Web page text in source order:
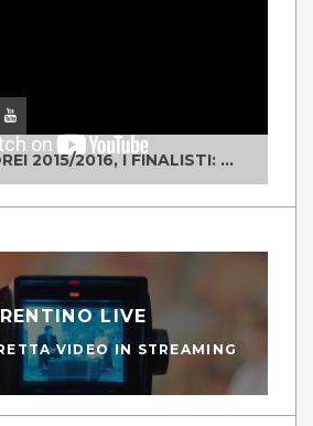
UNO TWO DREI 2015/2016, I FINALISTI: CLASSE IV ALS ISTITUTO "DEGASPERI" BORGO VALSUGANA
LIVE
VIDEO IN STREAMING